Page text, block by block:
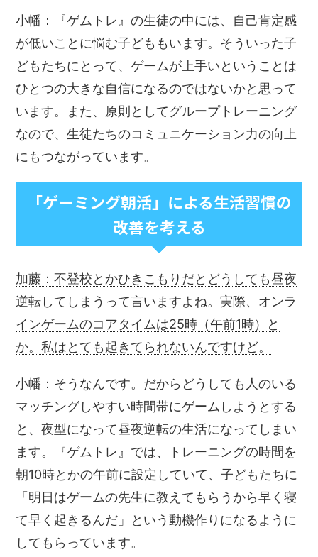
小幡：『ゲムトレ』の生徒の中には、自己肯定感
が低いことに悩む子どももいます。そういった子
どもたちにとって、ゲームが上手いということは
ひとつの大きな自信になるのではないかと思って
います。また、原則としてグループトレーニング
なので、生徒たちのコミュニケーション力の向上
にもつながっています。
「ゲーミング朝活」による生活習慣の
改善を考える
加藤：不登校とかひきこもりだとどうしても昼夜
逆転してしまうって言いますよね。実際、オンラ
インゲームのコアタイムは25時（午前1時）と
か。私はとても起きてられないんですけど。
小幡：そうなんです。だからどうしても人のいる
マッチングしやすい時間帯にゲームしようとする
と、夜型になって昼夜逆転の生活になってしまい
ます。『ゲムトレ』では、トレーニングの時間を
朝10時とかの午前に設定していて、子どもたちに
「明日はゲームの先生に教えてもらうから早く寝
て早く起きるんだ」という動機作りになるように
してもらっています。